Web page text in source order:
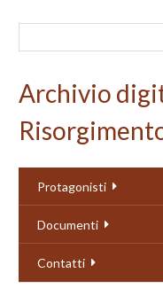
Archivio
Protagonisti
Documenti
Contatti